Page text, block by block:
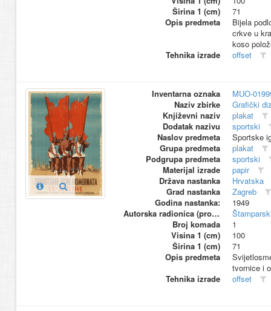
Širina 1 (cm)
71
Opis predmeta
Bijela
crkve u
koso
Tehnika izrade
offset
Inventarna oznaka
MUO-
Naziv zbirke
Grafički
Književni naziv
plakat
Dodatak nazivu
sportski
Naslov predmeta
Sportske
Grupa predmeta
plakat
Podgrupa predmeta
sportski
Materijal izrade
papir
Država nastanka
Hrvatska
Grad nastanka
Zagreb
Godina nastanka:
1949
Autorska radionica (proizvođač)
Broj komada
1
Visina 1 (cm)
100
Širina 1 (cm)
71
Opis predmeta
tvornice i
Tehnika izrade
offset